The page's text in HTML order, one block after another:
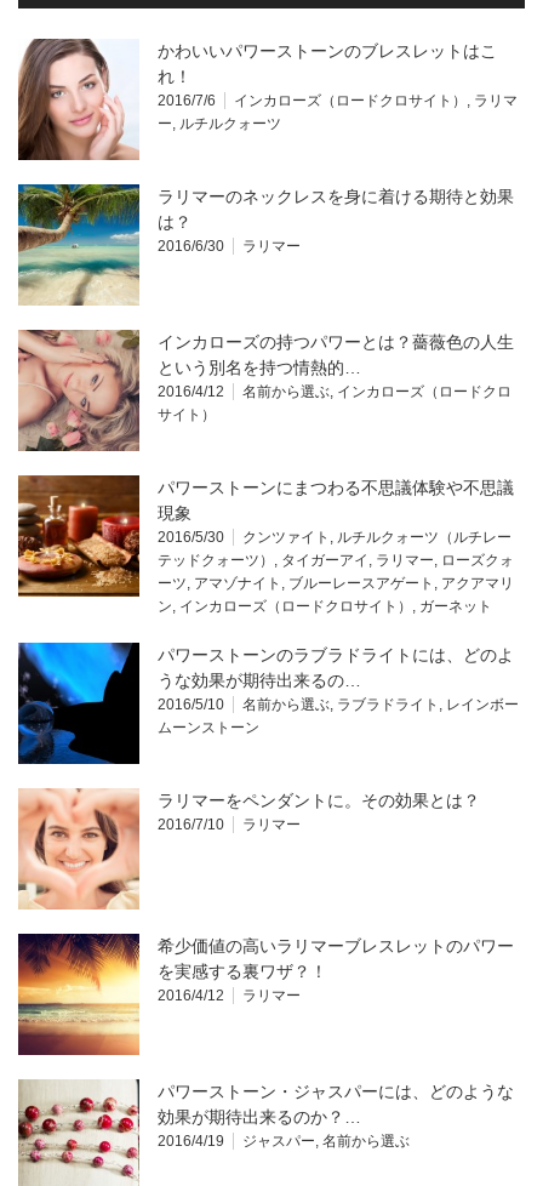
かわいいパワーストーンのブレスレットはこ
れ！
2016/7/6 インカローズ（ロードクロサイト） , ラリマ
ー, ルチルクォーツ
ラリマーのネックレスを身に着ける期待と効果
は？
2016/6/30 ラリマー
インカローズの持つパワーとは？薔薇色の人生
という別名を持つ情熱的…
2016/4/12 名前から選ぶ, インカローズ（ロードクロ
サイト）
パワーストーンにまつわる不思議体験や不思議
現象
2016/5/30 クンツァイト , ルチルクォーツ（ルチレー
テッドクォーツ） , タイガーアイ , ラリマー, ローズクォ
ーツ, アマゾナイト , ブルーレースアゲート , アクアマリ
ン, インカローズ（ロードクロサイト） , ガーネット
パワーストーンのラブラドライトには、どのよ
うな効果が期待出来るの…
2016/5/10 名前から選ぶ, ラブラドライト , レインボー
ムーンストーン
ラリマーをペンダントに。その効果とは？
2016/7/10 ラリマー
希少価値の高いラリマーブレスレットのパワー
を実感する裏ワザ？！
2016/4/12 ラリマー
パワーストーン・ジャスパーには、どのような
効果が期待出来るのか？…
2016/4/19 ジャスパー, 名前から選ぶ